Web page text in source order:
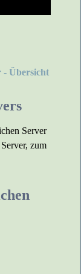
- Übersicht
Server
zum